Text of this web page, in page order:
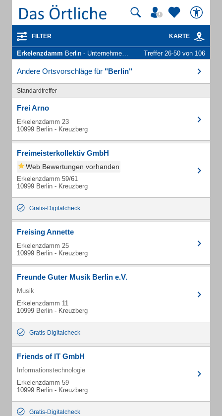
FILTER KARTE
Erkelenzdamm Berlin - Unternehmen und Personen Treffer 26-50 von 106
Andere Ortsvorschläge für "Berlin"
Standardtreffer
Frei Arno
Erkelenzdamm 23
10999 Berlin - Kreuzberg
Freimeisterkollektiv GmbH
Web Bewertungen vorhanden
Erkelenzdamm 59/61
10999 Berlin - Kreuzberg
Gratis-Digitalcheck
Freising Annette
Erkelenzdamm 25
10999 Berlin - Kreuzberg
Freunde Guter Musik Berlin e.V.
Musik
Erkelenzdamm 11
10999 Berlin - Kreuzberg
Gratis-Digitalcheck
Friends of IT GmbH
Informationstechnologie
Erkelenzdamm 59
10999 Berlin - Kreuzberg
Gratis-Digitalcheck